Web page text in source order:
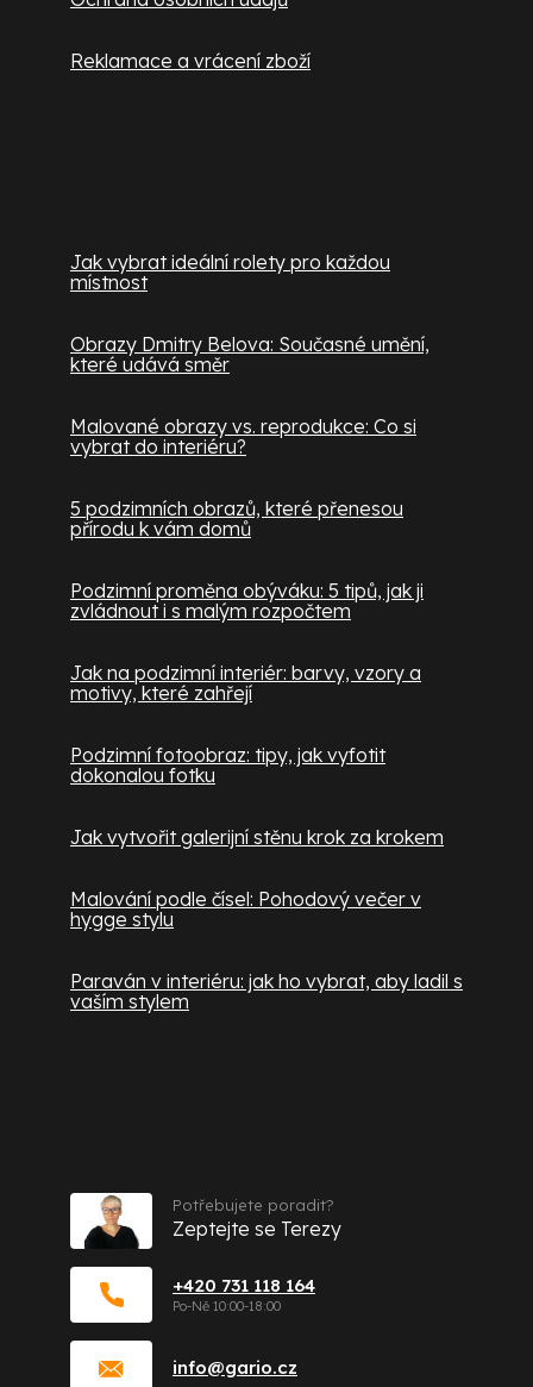
Reklamace a vrácení zboží
Jak vybrat ideální rolety pro každou
místnost
Obrazy Dmitry Belova: Současné umění,
které udává směr
Malované obrazy vs. reprodukce: Co si
vybrat do interiéru?
5 podzimních obrazů, které přenesou
přírodu k vám domů
Podzimní proměna obýváku: 5 tipů, jak ji
zvládnout i s malým rozpočtem
Jak na podzimní interiér: barvy, vzory a
motivy, které zahřejí
Podzimní fotoobraz: tipy, jak vyfotit
dokonalou fotku
Jak vytvořit galerijní stěnu krok za krokem
Malování podle čísel: Pohodový večer v
hygge stylu
Paraván v interiéru: jak ho vybrat, aby ladil s
vaším stylem
info@gario.cz
+420 731 118 164
Potřebujete poradit?
Zeptejte se Terezy